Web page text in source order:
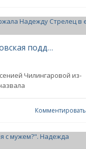
"Чем ярче человек, тем чаще его пытаются уколоть". Яна Рудковская поддержала Надежду Стрелец в её конфликте с Ксенией Чилингаровой
Чилингаровой из-
Комментировать